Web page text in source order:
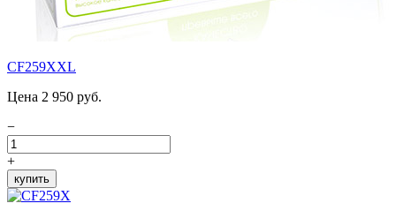
CF259XXL
Цена 2 950 руб.
−
+
купить